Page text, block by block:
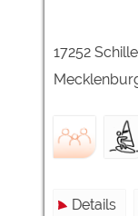
17252
Details